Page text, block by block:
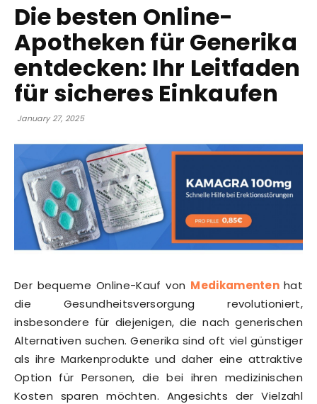
Health-
Mart
Die besten Online-
Apotheken für Generika
entdecken: Ihr Leitfaden
für sicheres Einkaufen
January 27, 2025
Der bequeme Online-Kauf von Medikamenten hat
die Gesundheitsversorgung revolutioniert,
insbesondere für diejenigen, die nach generischen
Alternativen suchen. Generika sind oft viel günstiger
als ihre Markenprodukte und daher eine attraktive
Option für Personen, die bei ihren medizinischen
Kosten sparen möchten. Angesichts der Vielzahl